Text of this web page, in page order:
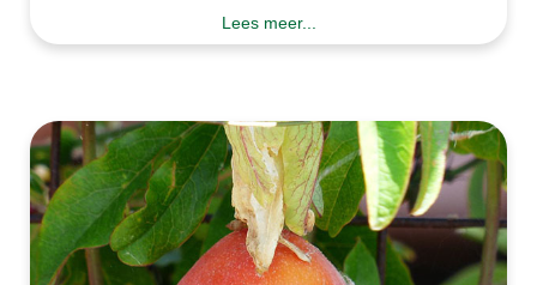
kruidachtige plantjes. De bekendste is meisjesogen,
Lees meer...